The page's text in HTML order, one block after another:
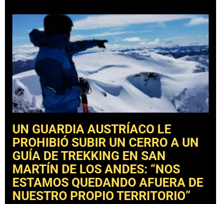
UN GUARDIA AUSTRÍACO LE
PROHIBIÓ SUBIR UN CERRO A UN
GUÍA DE TREKKING EN SAN
MARTÍN DE LOS ANDES: “NOS
ESTAMOS QUEDANDO AFUERA DE
NUESTRO PROPIO TERRITORIO”